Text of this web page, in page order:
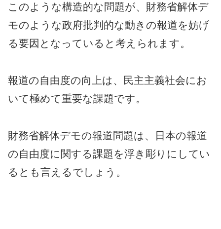
このような構造的な問題が、財務省解体デ
モのような政府批判的な動きの報道を妨げ
る要因となっていると考えられます。
報道の自由度の向上は、民主主義社会にお
いて極めて重要な課題です。
財務省解体デモの報道問題は、日本の報道
の自由度に関する課題を浮き彫りにしてい
るとも言えるでしょう。